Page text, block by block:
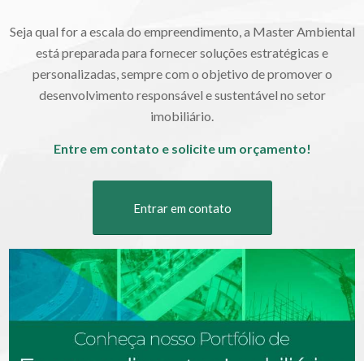
Seja qual for a escala do empreendimento, a Master Ambiental
está preparada para fornecer soluções estratégicas e
personalizadas, sempre com o objetivo de promover o
desenvolvimento responsável e sustentável no setor
imobiliário.
Entre em contato e solicite um orçamento!
Entrar em contato